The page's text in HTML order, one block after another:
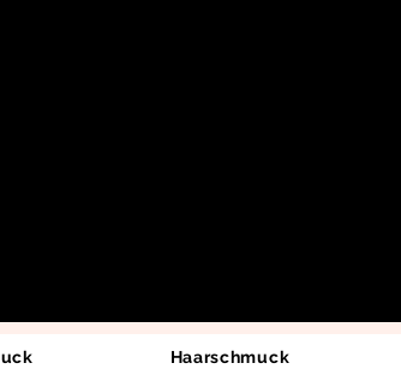
Haarschmuck